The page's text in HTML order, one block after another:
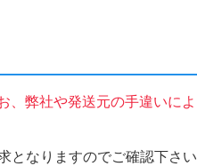
、弊社や発送元の手違いに
となりますのでご確認下さ